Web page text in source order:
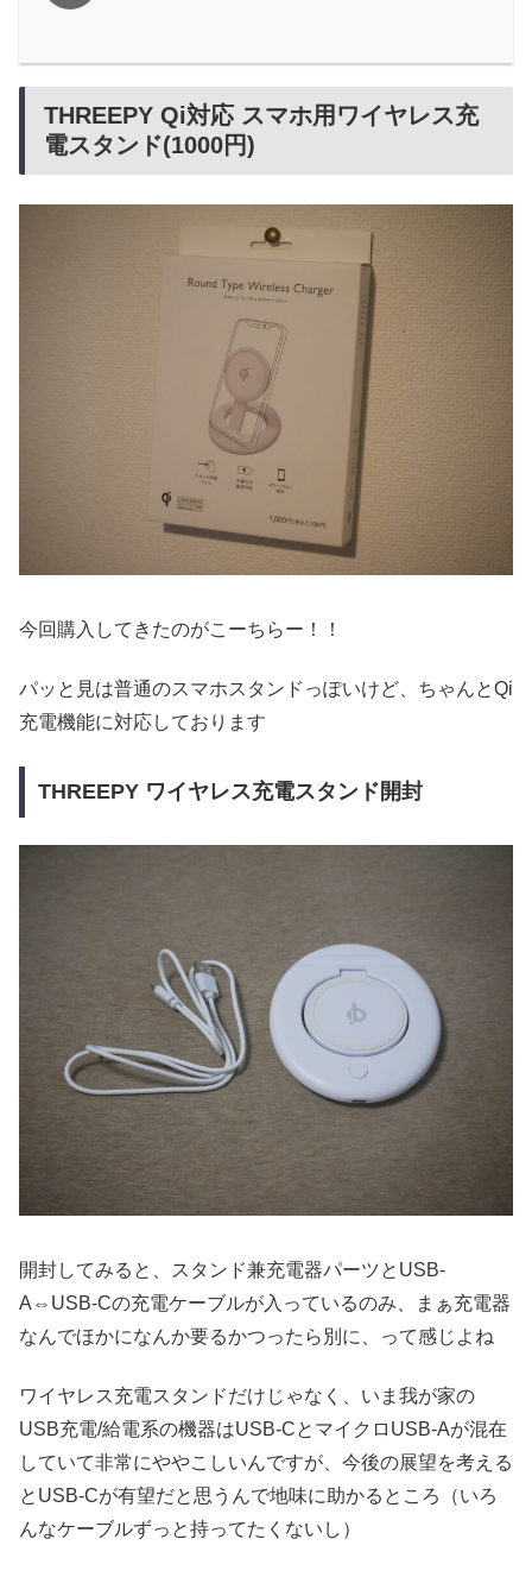
THREEPY Qi対応 スマホ用ワイヤレス充
電スタンド(1000円)
今回購入してきたのがこーちらー！！
パッと見は普通のスマホスタンドっぽいけど、ちゃんとQi
充電機能に対応しております
THREEPY ワイヤレス充電スタンド開封
開封してみると、スタンド兼充電器パーツとUSB-
A⇔USB-Cの充電ケーブルが入っているのみ、まぁ充電器
なんでほかになんか要るかつったら別に、って感じよね
ワイヤレス充電スタンドだけじゃなく、いま我が家の
USB充電/給電系の機器はUSB-CとマイクロUSB-Aが混在
していて非常にややこしいんですが、今後の展望を考える
とUSB-Cが有望だと思うんで地味に助かるところ（いろ
んなケーブルずっと持ってたくないし）